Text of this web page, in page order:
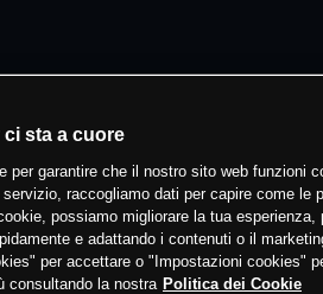
ci sta a cuore
per garantire che il nostro sito web funzioni
raccogliamo dati per capire come le
possiamo migliorare la tua esperienza,
e adattando i contenuti o il
per accettare o "Impostazioni cookies"
consultando la nostra Politica dei Cookie